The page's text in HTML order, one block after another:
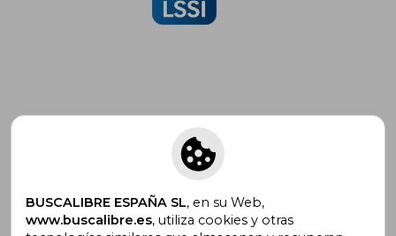
Suscríbete para recibir ofertas y
promociones
BUSCALIBRE ESPAÑA SL, en su Web,
www.buscalibre.es, utiliza cookies y otras